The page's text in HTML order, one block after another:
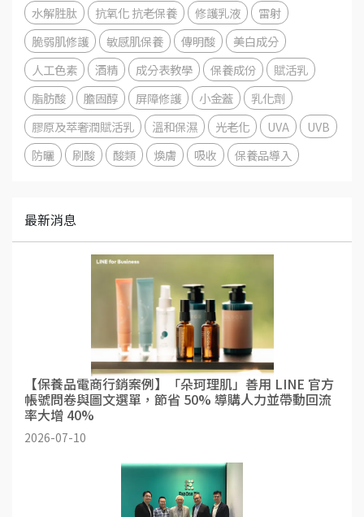
水解胜肽
抗氧化 抗老保養 修護乳液
雷射
脆弱肌修護
敏感肌保養 傳明酸
美白成分
人工色素
酒精 成分表教學 保養成份
賦活乳
脂肪酸
膽固醇 屏障修護 小金蓋
乳化劑
膠原及萃奢潤賦活乳
溫和保濕 光老化 UVA
UVB
防曬
刷酸 酸類 煥膚 吸收 保養品導入
最新消息
【保養品電商行銷案例】「朵珂理肌」善用 LINE 官方
帳號問卷與圖文選單，節省 50% 導購人力並帶動回流
率大增 40%
2026-07-10